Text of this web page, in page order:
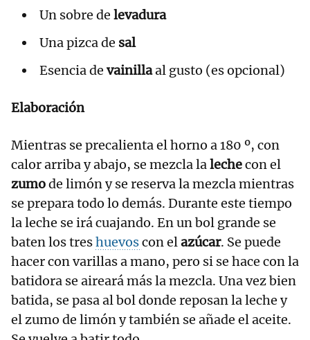
Un sobre de levadura
Una pizca de sal
Esencia de vainillaal gusto (es opcional)
Elaboración
Mientras se precalienta el horno a 180 º, con
calor arriba y abajo, se mezcla lalechecon el
zumode limón y se reserva la mezcla mientras
se prepara todo lo demás. Durante este tiempo
la leche se irá cuajando. En un bol grande se
baten los treshuevoscon elazúcar. Se puede
hacer con varillas a mano, pero si se hace con la
batidora se aireará más la mezcla. Una vez bien
batida, se pasa al bol donde reposan la leche y
el zumo de limón y también se añade el aceite.